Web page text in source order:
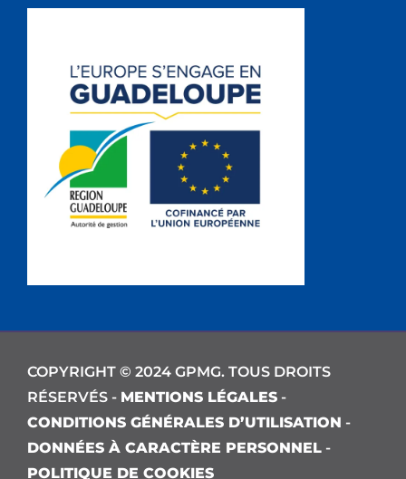
COPYRIGHT © 2024 GPMG. TOUS DROITS
RÉSERVÉS - MENTIONS LÉGALES -
CONDITIONS GÉNÉRALES D’UTILISATION -
DONNÉES À CARACTÈRE PERSONNEL -
POLITIQUE DE COOKIES